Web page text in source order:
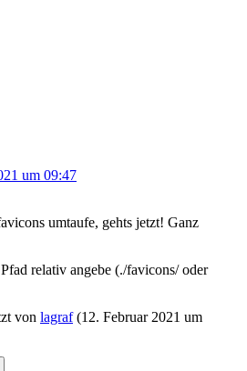
um 09:47
umtaufe, gehts jetzt! Ganz
relativ angebe (./favicons/ oder
von lagraf(12. Februar 2021 um